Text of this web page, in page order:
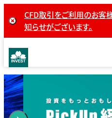
CFD取引をご利用のお客
知らせがございます。